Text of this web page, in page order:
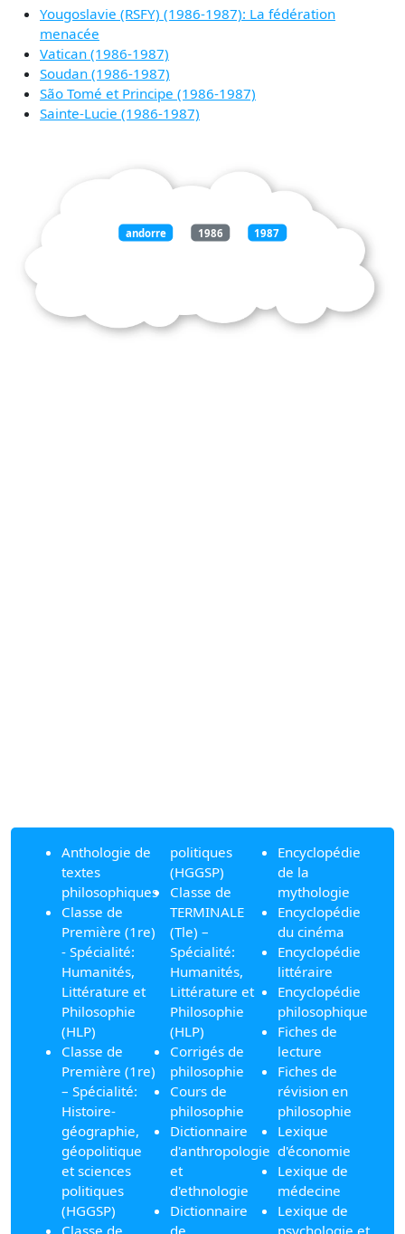
Yougoslavie (RSFY) (1986-1987): La fédération
menacée
Vatican (1986-1987)
Soudan (1986-1987)
São Tomé et Principe (1986-1987)
Sainte-Lucie (1986-1987)
andorre 1986 1987
Anthologie de
textes
philosophiques
Classe de
Première (1re)
- Spécialité:
Humanités,
Littérature et
Philosophie
(HLP)
Classe de
Première (1re)
– Spécialité:
Histoire-
géographie,
géopolitique
et sciences
politiques
(HGGSP)
politiques
(HGGSP)
Classe de
TERMINALE
(Tle) –
Spécialité:
Humanités,
Littérature et
Philosophie
(HLP)
Corrigés de
philosophie
Cours de
philosophie
Dictionnaire
d'anthropologie
et
d'ethnologie
Dictionnaire
Encyclopédie
de la
mythologie
Encyclopédie
du cinéma
Encyclopédie
littéraire
Encyclopédie
philosophique
Fiches de
lecture
Fiches de
révision en
philosophie
Lexique
d'économie
Lexique de
médecine
Lexique de